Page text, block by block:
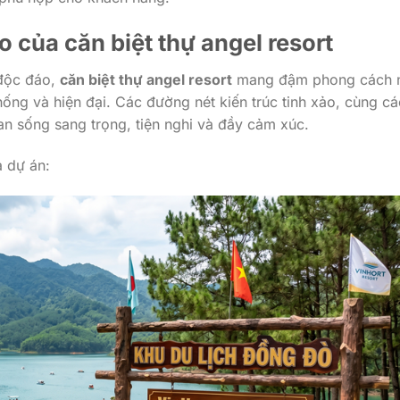
của căn biệt thự angel resort
đáo, căn biệt thự angel resort mang đậm phong cách
và hiện đại. Các đường nét kiến trúc tinh xảo, cùng
sống sang trọng, tiện nghi và đầy cảm xúc.
dự án: